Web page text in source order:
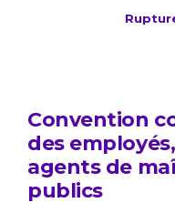
Convention
des
agents de
publics